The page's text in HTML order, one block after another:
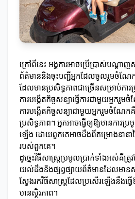
ក្រៅពីនេះ អង្គការអាចប្រើប្រាស់បណ្តាញ
ព័ត៌មាននិងចុះបញ្ជីអ្នកដែលចូលរួមចំណែក
ដែលមានប្រសិទ្ធភាពជាច្រើនសម្រាប់កា
ការបង្កើតកិច្ចសន្យាធ្វើការជាមួយអ្នករួម
ការបង្កើតកិច្ចសន្យាជាមួយអ្នករួមចំណែក
ប្រសិទ្ធភាព។ អ្នកអាចធ្វើឲ្យឱ្យមានការប្
ឡើង ដោយពួកគេអាចដឹងពីគម្រោងនានាន
របស់ពួកគេ។
ដូច្នេះវិធីសាស្ត្រប្រមូលប្រាក់ទាំងអស់គឺត្រូ
យល់ដឹងនិងផ្សព្វផ្សាយព័ត៌មានដែលមានស
ស្វែងរកវិធីសាស្ត្រដែលប្រសើរឡើងនឹងធ្វ
មានស្ថិរភាព។